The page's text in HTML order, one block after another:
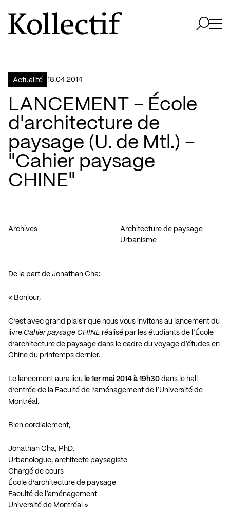
Aller à la page d'accueil
Logo Kollectif
Actualité 18.04.2014
LANCEMENT – École
d'architecture de
paysage (U. de Mtl.) –
"Cahier paysage
CHINE"
Archives
Architecture de paysage
Urbanisme
De la part de Jonathan Cha:
« Bonjour,
C’est avec grand plaisir que nous vous invitons au lancement du
livre Cahier paysage CHINE réalisé par les étudiants de l’École
d’architecture de paysage dans le cadre du voyage d’études en
Chine du printemps dernier.
Le lancement aura lieu le 1er mai 2014 à 19h30 dans le hall
d’entrée de la Faculté de l’aménagement de l’Université de
Montréal.
Bien cordialement,
Jonathan Cha, PhD.
Urbanologue, architecte paysagiste
Chargé de cours
École d’architecture de paysage
Faculté de l’aménagement
Université de Montréal »